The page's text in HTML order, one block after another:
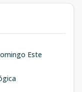
Este